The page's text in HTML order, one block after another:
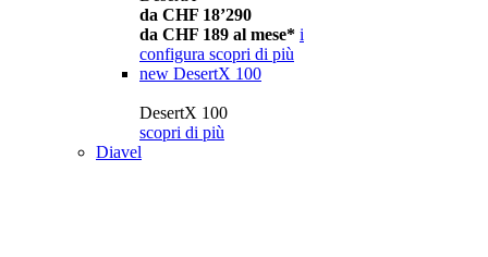
da CHF 18’290
da CHF 189 al mese* i
configura scopri di più
new DesertX 100
DesertX 100
scopri di più
Diavel